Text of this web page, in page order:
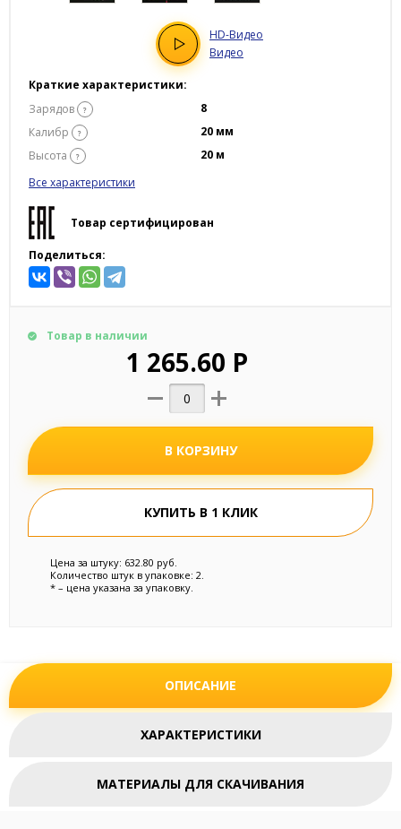
HD-Видео
Видео
Краткие характеристики:
Зарядов
?
8
Калибр
?
20 мм
Высота
?
20 м
Все характеристики
Товар сертифицирован
Поделиться:
Товар в наличии
1 265.60 Р
В КОРЗИНУ
КУПИТЬ В 1 КЛИК
Цена за штуку: 632.80 руб.
Количество штук в упаковке: 2.
* – цена указана за упаковку.
ОПИСАНИЕ
ХАРАКТЕРИСТИКИ
МАТЕРИАЛЫ ДЛЯ СКАЧИВАНИЯ